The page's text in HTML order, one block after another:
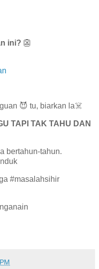
ini? 👺
😈 tu, biarkan la☠️
TAPI TAK TAHU DAN
bertahun-tahun.
#masalahsihir